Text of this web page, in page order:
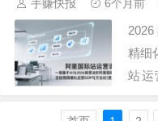
手赚快报 6个月前
精细
站运